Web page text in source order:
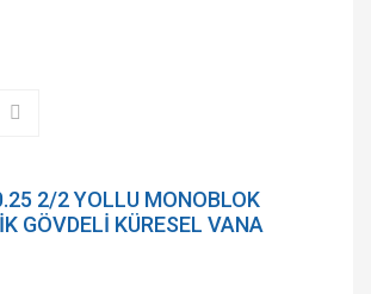
2/2 YOLLU MONOBLOK
GÖVDELİ KÜRESEL VANA